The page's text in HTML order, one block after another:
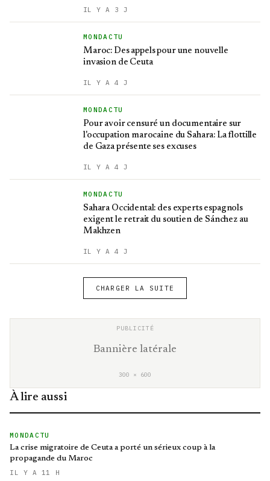
IL Y A 3 J
MONDACTU
Maroc: Des appels pour une nouvelle
invasion de Ceuta
IL Y A 4 J
MONDACTU
Pour avoir censuré un documentaire sur
l'occupation marocaine du Sahara: La flottille
de Gaza présente ses excuses
IL Y A 4 J
MONDACTU
Sahara Occidental: des experts espagnols
exigent le retrait du soutien de Sánchez au
Makhzen
IL Y A 4 J
CHARGER LA SUITE
Bannière latérale
300 × 600
À lire aussi
MONDACTU
La crise migratoire de Ceuta a porté un sérieux coup à la
propagande du Maroc
IL Y A 11 H